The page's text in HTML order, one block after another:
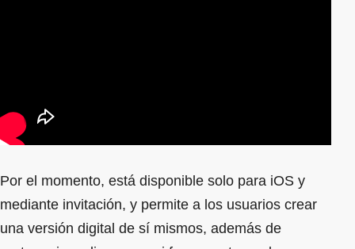
Por el momento, está disponible solo para iOS y
mediante invitación, y permite a los usuarios crear
una versión digital de sí mismos, además de